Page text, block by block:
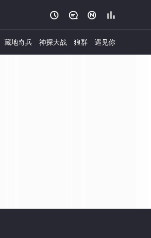
   
藏地奇兵 神探大战 狼群 遇见你